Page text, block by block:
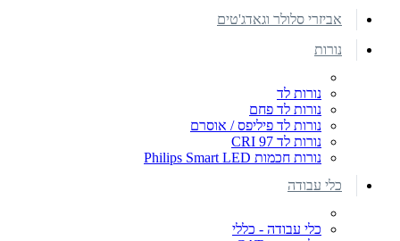
אביזרי סלולר וגאדג'טים
נורות
נורות לד
נורות לד פחם
נורות לד פיליפס / אוסרם
נורות לד CRI 97
נורות חכמות Philips Smart LED
כלי עבודה
כלי עבודה - כללי